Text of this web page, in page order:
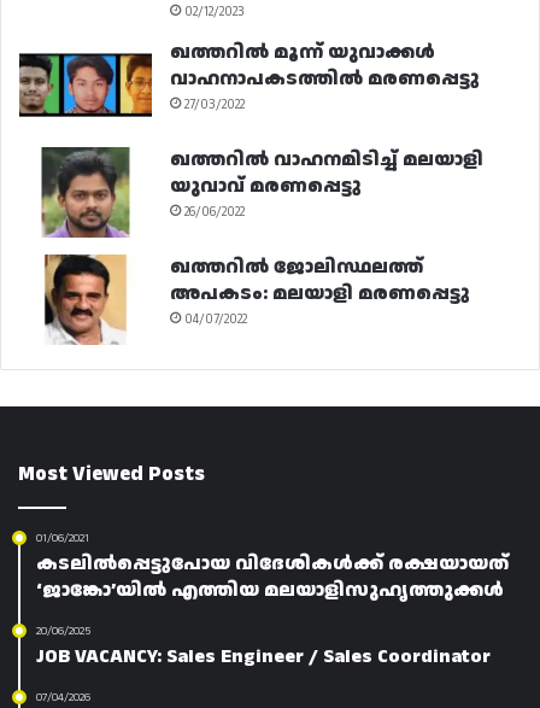
02/12/2023
ഖത്തറിൽ മൂന്ന് യുവാക്കൾ
വാഹനാപകടത്തിൽ മരണപ്പെട്ടു
27/03/2022
ഖത്തറിൽ വാഹനമിടിച്ച് മലയാളി
യുവാവ് മരണപ്പെട്ടു
26/06/2022
ഖത്തറിൽ ജോലിസ്ഥലത്ത്
അപകടം: മലയാളി മരണപ്പെട്ടു
04/07/2022
Most Viewed Posts
01/06/2021
കടലിൽപ്പെട്ടുപോയ വിദേശികൾക്ക് രക്ഷയായത്
‘ജാങ്കോ’യിൽ എത്തിയ മലയാളിസുഹൃത്തുക്കൾ
20/06/2025
JOB VACANCY: Sales Engineer / Sales Coordinator
07/04/2026